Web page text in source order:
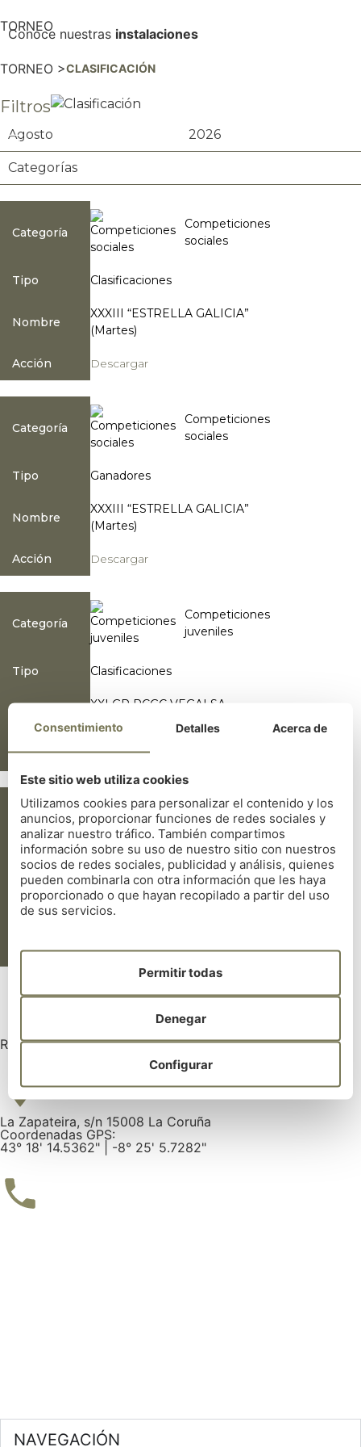
Conoce nuestras instalaciones
TORNEO
TORNEO >CLASIFICACIÓN
Filtros
Categoría
Competiciones
sociales
Tipo Clasificaciones
Nombre
XXXIII “ESTRELLA GALICIA”
(Martes)
Acción Descargar
Categoría
Competiciones
sociales
Tipo Ganadores
Nombre
XXXIII “ESTRELLA GALICIA”
(Martes)
Acción Descargar
Categoría
Competiciones
juveniles
Tipo Clasificaciones
XXI GP RCGC VEGALSA
EROSKI
Acción Descargar
Categoría
Competiciones
juveniles
Tipo Ganadores
Nombre
XXI GP RCGC VEGALSA
EROSKI
Acción Descargar
REAL CLUB DE GOLF DE LA CORUÑA
La Zapateira, s/n 15008 La Coruña
Coordenadas GPS:
43° 18' 14.5362" | -8° 25' 5.7282"
NAVEGACIÓN
Consentimiento Detalles Acerca de
Este sitio web utiliza cookies
Utilizamos cookies para personalizar el contenido y los
anuncios, proporcionar funciones de redes sociales y
analizar nuestro tráfico. También compartimos
información sobre su uso de nuestro sitio con nuestros
socios de redes sociales, publicidad y análisis, quienes
pueden combinarla con otra información que les haya
proporcionado o que hayan recopilado a partir del uso
de sus servicios.
Configurar
Denegar
Permitir todas